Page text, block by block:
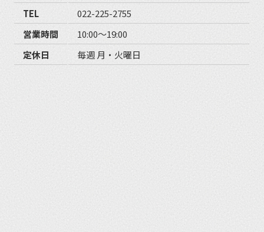
TEL
022-225-2755
営業時間
10:00〜19:00
定休日
毎週 月・火曜日